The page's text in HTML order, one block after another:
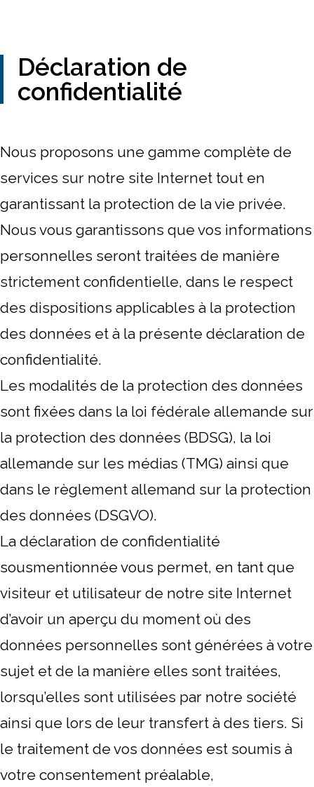
Déclaration de
confidentialité
Nous proposons une gamme complète de
services sur notre site Internet tout en
garantissant la protection de la vie privée.
Nous vous garantissons que vos informations
personnelles seront traitées de manière
strictement confidentielle, dans le respect
des dispositions applicables à la protection
des données et à la présente déclaration de
confidentialité.
Les modalités de la protection des données
sont fixées dans la loi fédérale allemande sur
la protection des données (BDSG), la loi
allemande sur les médias (TMG) ainsi que
dans le règlement allemand sur la protection
des données (DSGVO).
La déclaration de confidentialité
sousmentionnée vous permet, en tant que
visiteur et utilisateur de notre site Internet
d’avoir un aperçu du moment où des
données personnelles sont générées à votre
sujet et de la manière elles sont traitées,
lorsqu’elles sont utilisées par notre société
ainsi que lors de leur transfert à des tiers. Si
le traitement de vos données est soumis à
votre consentement préalable,